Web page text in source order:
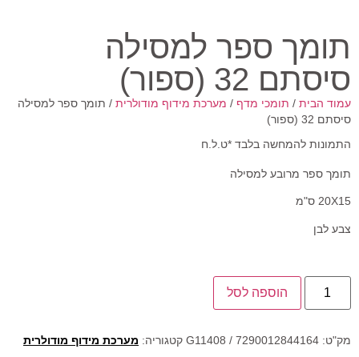
תומך ספר למסילה
סיסתם 32 (ספור)
עמוד הבית/ תומכי מדף/ מערכת מידוף מודולרית/ תומך ספר למסילה
סיסתם 32 (ספור)
התמונות להמחשה בלבד *ט.ל.ח
תומך ספר מרובע למסילה
20X15 ס"מ
צבע לבן
הוספה לסל
מק"ט:G11408 / 7290012844164 קטגוריה: מערכת מידוף מודולרית